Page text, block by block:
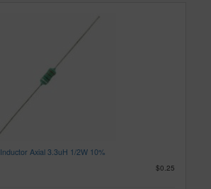
Inductor Axial 3.3uH 1/2W 10%
$0.25